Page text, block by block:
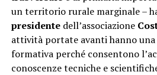
un territorio rurale marginale –
presidentedell’associazione
attività portate avanti hanno una
formativa perché consentono
conoscenze tecniche e